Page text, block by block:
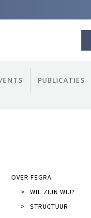
PUBLICATIES
OVER FEGRA
>
WIE ZIJN WIJ?
>
STRUCTUUR